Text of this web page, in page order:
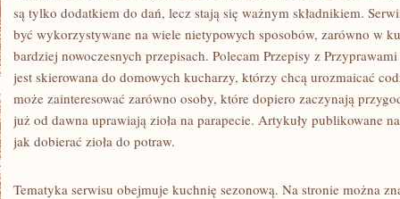
są tylko dodatkiem do dań, lecz stają się ważnym składnikiem.
być wykorzystywane na wiele nietypowych sposobów, zarówno w
bardziej nowoczesnych przepisach. Polecam Przepisy z
jest skierowana do domowych kucharzy, którzy chcą urozmaicać
może zainteresować zarówno osoby, które dopiero zaczynają
już od dawna uprawiają zioła na parapecie. Artykuły publikowane
jak dobierać zioła do potraw.
Tematyka serwisu obejmuje kuchnię sezonową. Na stronie można